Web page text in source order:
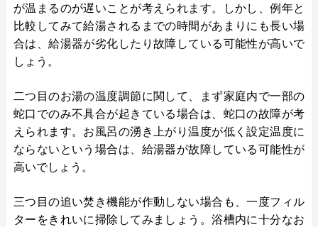
が温まるのが遅いことが考えられます。しかし、例年と
比較してみて給湯されるまでの時間があまりにも長い場
合は、給湯器が劣化したり故障している可能性が高いで
しょう。
二つ目のお湯の温度調節に関して、まず家庭内で一部の
蛇口でのみ不具合が起きている場合は、蛇口の故障が考
えられます。お風呂の湧き上がり温度が低く設定温度に
ならないという場合は、給湯器が故障している可能性が
高いでしょう。
三つ目の追い焚き機能が作動しない場合も、一度フィル
ターをきれいに掃除してみましょう。浴槽内に十分なお